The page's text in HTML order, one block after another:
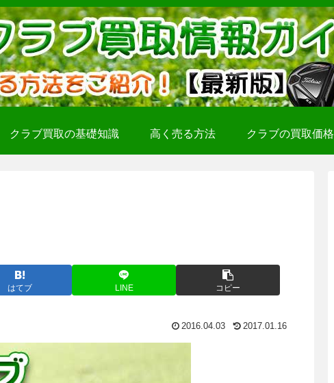
クラブ買取の基礎知識 高く売る方法 クラブの買取価格
はてブ LINE コピー
2016.04.03 2017.01.16